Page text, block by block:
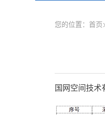
您的位置： 首页
国网空间技术